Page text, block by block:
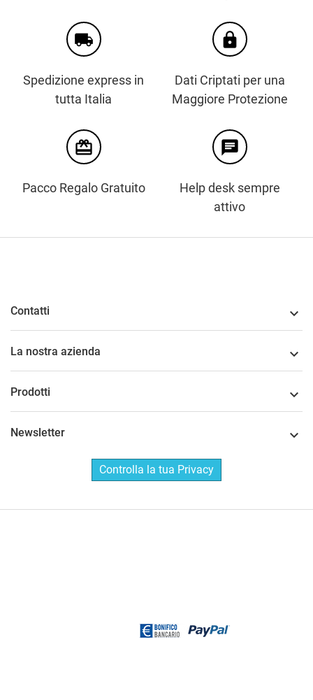
local_shipping
Spedizione express in
tutta Italia
https
Dati Criptati per una
Maggiore Protezione
card_giftcard
Pacco Regalo Gratuito
chat
Help desk sempre
attivo
Contatti 
La nostra azienda 
Prodotti 
Newsletter 
Controlla la tua Privacy